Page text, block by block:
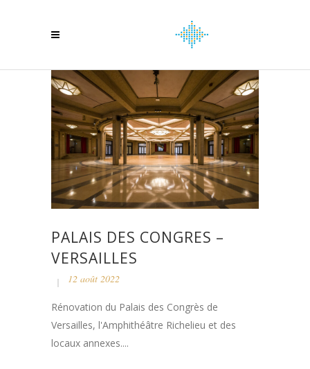
PALAIS DES CONGRES –
VERSAILLES
12 août 2022
Rénovation du Palais des Congrès de
Versailles, l'Amphithéâtre Richelieu et des
locaux annexes....